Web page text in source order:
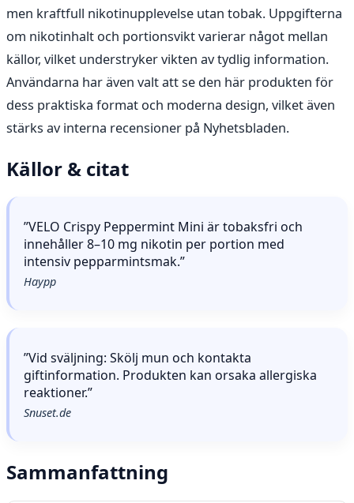
men kraftfull nikotinupplevelse utan tobak. Uppgifterna
om nikotinhalt och portionsvikt varierar något mellan
källor, vilket understryker vikten av tydlig information.
Användarna har även valt att se den här produkten för
dess praktiska format och moderna design, vilket även
stärks av interna recensioner på Nyhetsbladen.
Källor & citat
”VELO Crispy Peppermint Mini är tobaksfri och
innehåller 8–10 mg nikotin per portion med
intensiv pepparmintsmak.”
Haypp
”Vid sväljning: Skölj mun och kontakta
giftinformation. Produkten kan orsaka allergiska
reaktioner.”
Snuset.de
Sammanfattning